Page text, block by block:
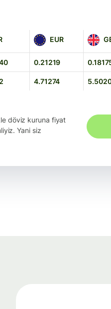
EUR
EUR GBP
0.21219
4.71274
döviz kuruna fiyat
Yani siz